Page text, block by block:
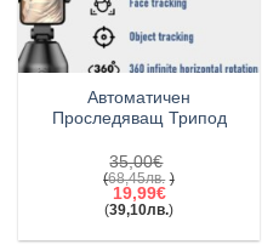
Автоматичен
Проследяващ Трипод
35,00€
(68,45лв. )
Original
price
was:
35,00€(68,45лв.).
19,99€
(39,10лв.)
Текущата
цена